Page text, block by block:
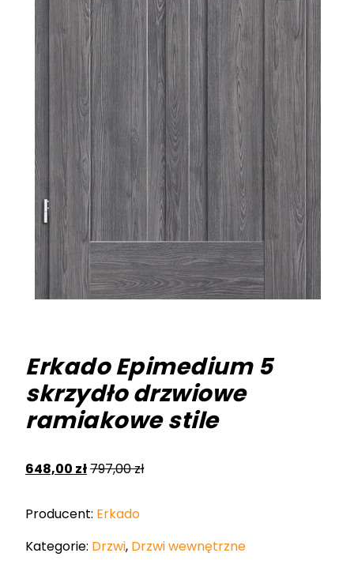
Erkado Epimedium 5
skrzydło drzwiowe
ramiakowe stile
648,00 zł797,00zł
Producent: Erkado
Kategorie: Drzwi, Drzwi wewnętrzne